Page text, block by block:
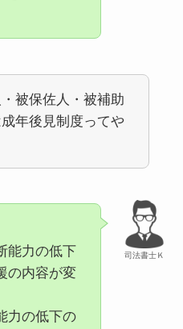
被保佐人・被補助
年後見制度ってや
司法書士Ｋ
能力の低下
の内容が変
力の低下の